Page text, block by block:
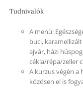
Tudnivalók
A menü:
buci,
ajvár, házi
cékla/répa/zeller
A kurzus végén a
közösen el is